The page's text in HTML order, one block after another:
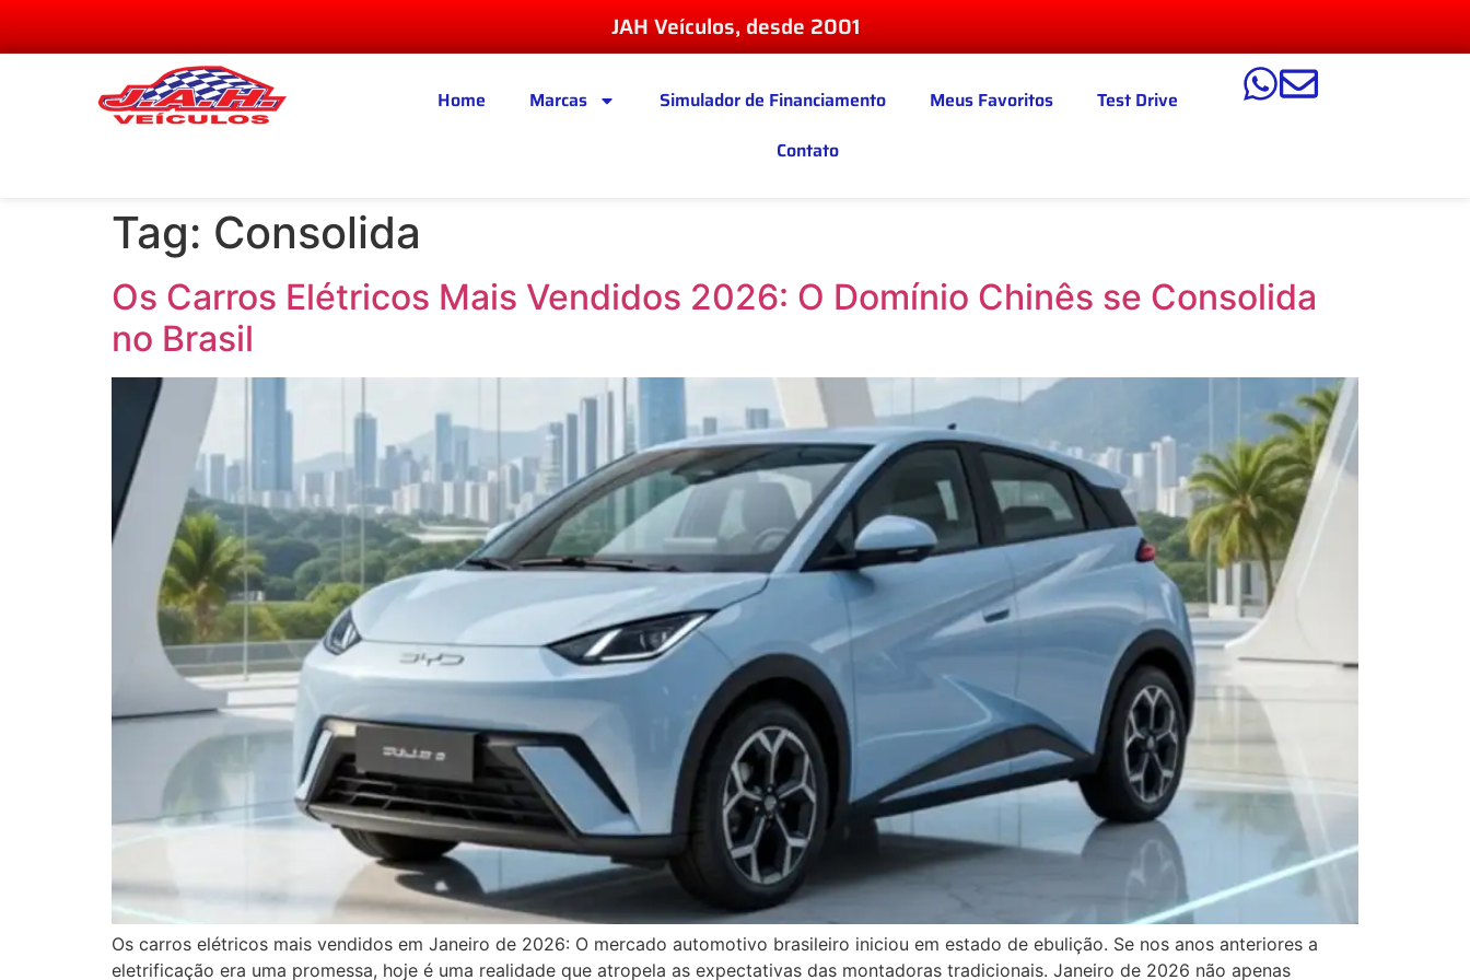
JAH Veículos, desde 2001
Home Marcas Simulador de Financiamento Meus Favoritos
Test Drive
Contato
Tag: Consolida
Os Carros Elétricos Mais Vendidos 2026: O Domínio Chinês se Consolida
no Brasil
Os carros elétricos mais vendidos em Janeiro de 2026: O mercado automotivo brasileiro iniciou em estado de ebulição. Se nos anos anteriores a
eletrificação era uma promessa, hoje é uma realidade que atropela as expectativas das montadoras tradicionais. Janeiro de 2026 não apenas